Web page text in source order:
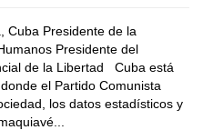
Cuba Presidente de la
Presidente del
de la Libertad Cuba está
el Partido Comunista
los datos estadísticos y